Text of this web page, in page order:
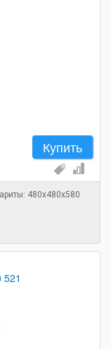
Купить
480х480х580